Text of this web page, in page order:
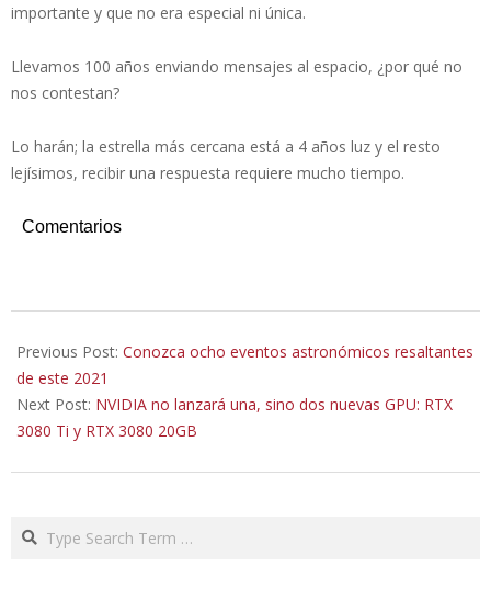
importante y que no era especial ni única.
Llevamos 100 años enviando mensajes al espacio, ¿por qué no
nos contestan?
Lo harán; la estrella más cercana está a 4 años luz y el resto
lejísimos, recibir una respuesta requiere mucho tiempo.
Comentarios
02-
09
Previous Post: Conozca ocho eventos astronómicos resaltantes
de este 2021
Next Post: NVIDIA no lanzará una, sino dos nuevas GPU: RTX
3080 Ti y RTX 3080 20GB
Search